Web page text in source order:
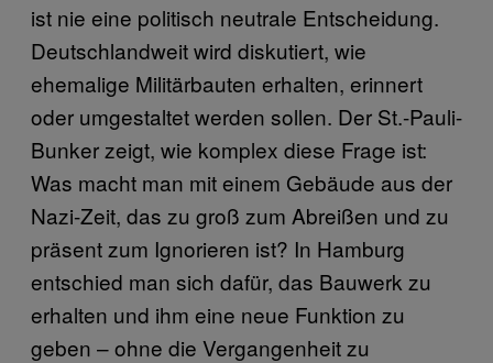
ist nie eine politisch neutrale Entscheidung.
Deutschlandweit wird diskutiert, wie
ehemalige Militärbauten erhalten, erinnert
oder umgestaltet werden sollen. Der St.-Pauli-
Bunker zeigt, wie komplex diese Frage ist:
Was macht man mit einem Gebäude aus der
Nazi-Zeit, das zu groß zum Abreißen und zu
präsent zum Ignorieren ist? In Hamburg
entschied man sich dafür, das Bauwerk zu
erhalten und ihm eine neue Funktion zu
geben – ohne die Vergangenheit zu